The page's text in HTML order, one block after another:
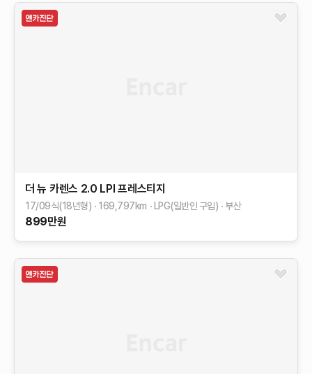
더 뉴 카렌스 2.0 LPI 프레스티지
17/09식(18년형) 169,797km LPG(일반인 구입) 부산
899만원